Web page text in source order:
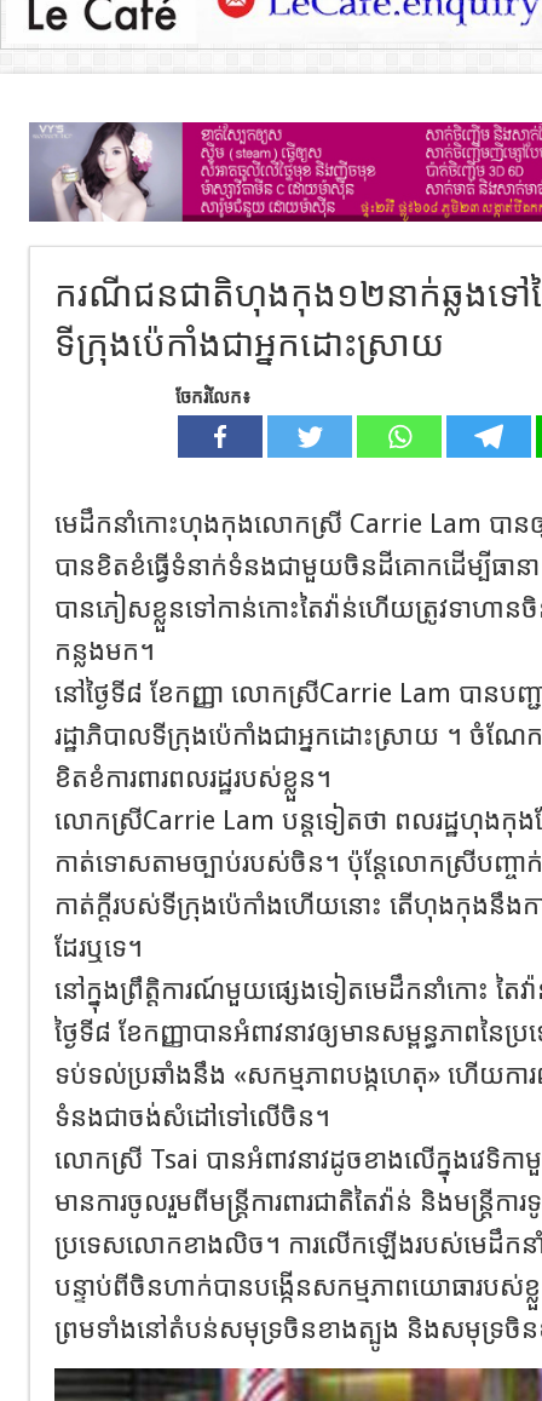
ករណីជនជាតិហុងកុង​១២នាក់ឆ្លងទៅត
ទីក្រុងប៉េកាំងជាអ្នកដោះស្រាយ
ចែករំលែក៖
មេដឹកនាំកោះហុងកុងលោកស្រី Carrie Lam បាន
បានខិតខំធ្វើទំនាក់ទំនងជាមួយចិនដីគោក​ដើម្បីធា
បានភៀសខ្លួនទៅកាន់កោះតៃវ៉ាន់ហើយត្រូវទាហាន
កន្លងមក។
នៅថ្ងៃទី៨ ខែកញ្ញា លោកស្រី​Carrie Lam បានបញ្ជ
រដ្ឋាភិបាលទីក្រុងប៉េកាំងជាអ្នកដោះស្រាយ ។ ចំណ
ខិតខំការពារពលរដ្ឋរបស់ខ្លួន។
លោកស្រី​Carrie Lam បន្តទៀតថា ពលរដ្ឋហុងកុង
កាត់ទោសតាមច្បាប់របស់ចិន​។ ប៉ុន្តែលោកស្រីបញ្ចា
កាត់ក្តីរបស់ទីក្រុងប៉េកាំងហើយនោះ តើហុងកុងនឹងកា
ដែរឬទេ។
នៅក្នុងព្រឹត្តិការណ៍មួយផ្សេងទៀត​មេដឹកនាំកោះ តៃ
ថ្ងៃទី៨ ខែកញ្ញាបានអំពាវនាវឲ្យមានសម្ពន្ធភាពនៃប្
ទប់ទល់ប្រឆាំងនឹង «សកម្មភាពបង្កហេតុ» ហើយកា
ទំនងជាចង់សំដៅទៅលើចិន។
លោកស្រី Tsai បានអំពាវនាវដូចខាងលើក្នុងវេទិ
មានការចូលរួមពីមន្ត្រីការពារជាតិតៃវ៉ាន់ និងមន្រ្តីក
ប្រទេសលោកខាងលិច។ ការលើកឡើងរបស់មេដឹកនាំ
បន្ទាប់ពីចិនហាក់បានបង្កើនសកម្មភាពយោធារបស់ខ្
ព្រមទាំងនៅតំបន់សមុទ្រចិនខាងត្បូង និងសមុទ្រចិន